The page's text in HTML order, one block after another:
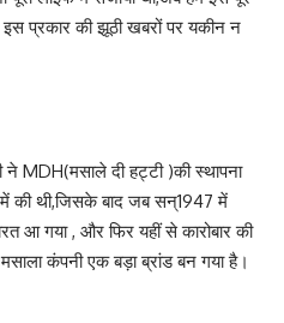
प्रकार की झूठी खबरों पर यकीन न
MDH(मसाले दी हट्टी )की स्थापना
में की थी,जिसके बाद जब सन्1947 में
आ गया , और फिर यहीं से कारोबार की
कंपनी एक बड़ा ब्रांड बन गया है।